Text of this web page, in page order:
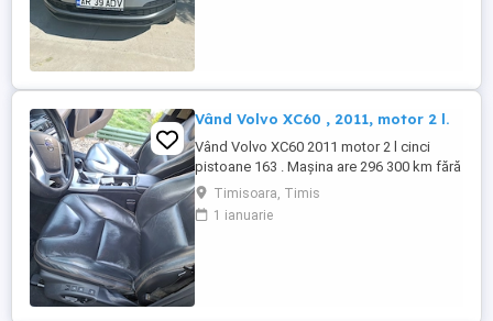
Vând Volvo XC60 , 2011, motor 2 l.
Vând Volvo XC60 2011 motor 2 l cinci
pistoane 163 . Mașina are 296 300 km fără
probleme mecanice si estetice. Dotări
scaune piele cu reglaje automate , cutie
manuala , GPS si camera marșarier,
Timisoara, Timis
1 ianuarie